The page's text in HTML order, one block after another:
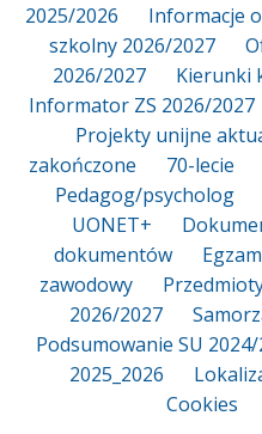
2025/2026
Informacje
szkolny 2026/2027
2026/2027
Kierunki
Informator ZS 2026/2027
Projekty unijne
zakończone
70-lecie
Pedagog/psycholog
UONET+
dokumentów
zawodowy
2026/2027
Podsumowanie SU
2025_2026
Cookies